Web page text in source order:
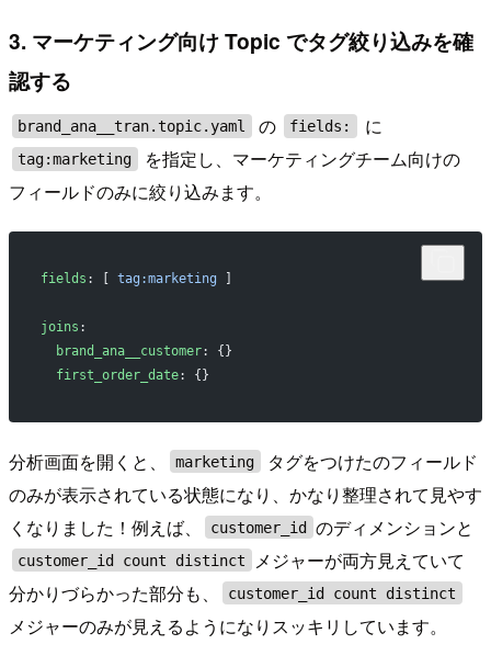
3. マーケティング向け Topic でタグ絞り込みを確
認する
brand_ana__tran.topic.yaml の fields: に
tag:marketing
を指定し、マーケティングチーム向けの
フィールドのみに絞り込みます。
fields : [ tag:marketing
joins :
  brand_ana__customer
: {}
  first_order_date
: {}
分析画面を開くと、 marketing
タグをつけたのフィールド
のみが表示されている状態になり、かなり整理されて見やす
くなりました！例えば、
customer_id のディメンションと
customer_id count distinct
メジャーが両方見えていて
分かりづらかった部分も、
customer_id count distinct
メジャーのみが見えるようになりスッキリしています。